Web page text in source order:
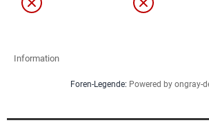
Information
Foren-Legende: Powered by ongray-